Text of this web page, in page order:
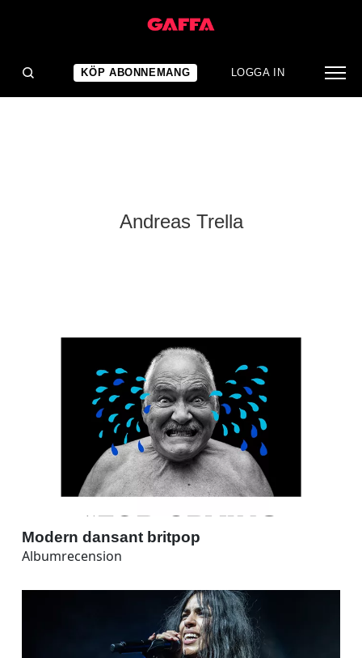
KÖP ABONNEMANG LOGGA IN
Andreas Trella
Modern dansant britpop
Albumrecension